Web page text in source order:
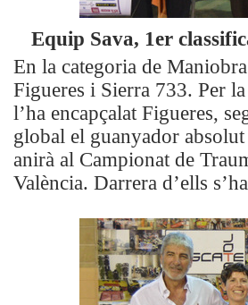
Equip Sava, 1er
En la categoria de
Figueres i Sierra 733. Per
l’ha encapçalat Figueres,
global el guanyador
anirà al Campionat de
València. Darrera d’ells